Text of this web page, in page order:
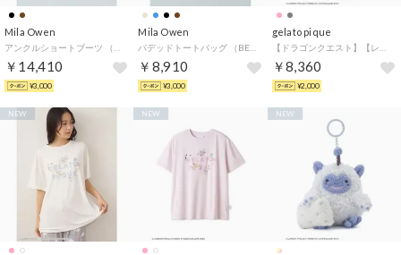
Mila Owen
￥14,410
¥3,000
Mila Owen
￥8,910
¥3,000
gelato pique
￥8,360
¥2,000
NEW NEW NEW